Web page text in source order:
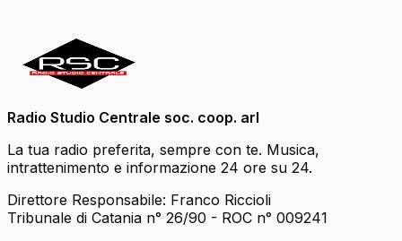
Radio Studio Centrale soc. coop. arl
La tua radio preferita, sempre con te. Musica,
intrattenimento e informazione 24 ore su 24.
Direttore Responsabile: Franco Riccioli
Tribunale di Catania n° 26/90 - ROC n° 009241